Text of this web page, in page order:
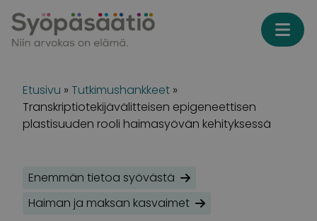
Etusivu » Tutkimushankkeet »
Transkriptiotekijävälitteisen epigeneettisen
plastisuuden rooli haimasyövän kehityksessä
Enemmän tietoa syövästä
Haiman ja maksan kasvaimet